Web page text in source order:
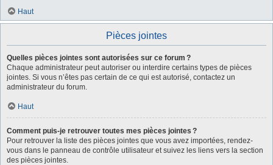
Haut
Pièces jointes
Quelles pièces jointes sont autorisées sur ce forum ?
Chaque administrateur peut autoriser ou interdire certains types de pièces
jointes. Si vous n’êtes pas certain de ce qui est autorisé, contactez un
administrateur du forum.
Haut
Comment puis-je retrouver toutes mes pièces jointes ?
Pour retrouver la liste des pièces jointes que vous avez importées, rendez-
vous dans le panneau de contrôle utilisateur et suivez les liens vers la section
des pièces jointes.